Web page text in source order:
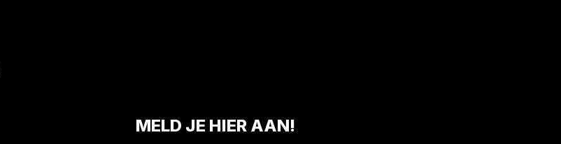
MELD JE HIER AAN!